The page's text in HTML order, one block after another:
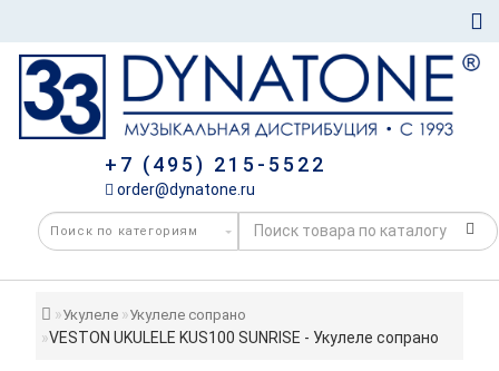
+7 (495) 215-5522
order@dynatone.ru
Укулеле Укулеле сопрано
VESTON UKULELE KUS100 SUNRISE - Укулеле сопрано